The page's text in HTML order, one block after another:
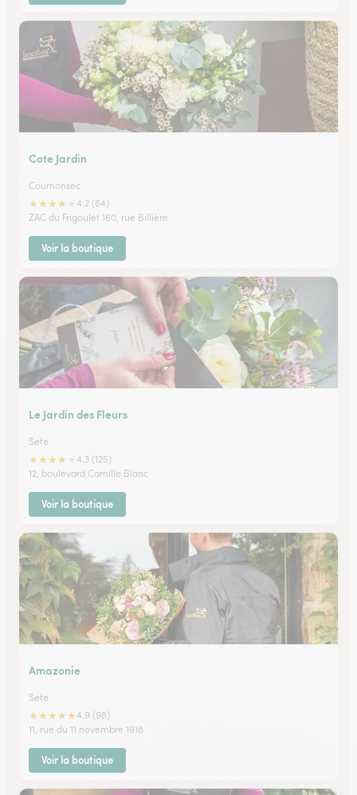
Cote Jardin
Cournonsec
★★★★
4.2 (64)
ZAC du Frigoulet 160, rue Billière
Voir la boutique
Le Jardin des Fleurs
Sete
★★★★
4.3 (125)
12, boulevard Camille Blanc
Voir la boutique
Amazonie
Sete
★★★★★4.9 (98)
11, rue du 11 novembre 1918
Voir la boutique